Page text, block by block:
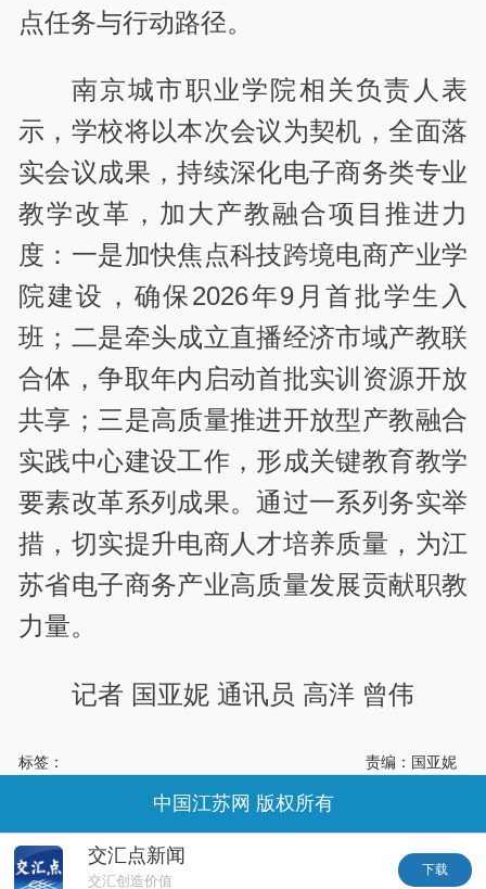
点任务与行动路径。
南京城市职业学院相关负责人表
示，学校将以本次会议为契机，全面落
实会议成果，持续深化电子商务类专业
教学改革，加大产教融合项目推进力
度：一是加快焦点科技跨境电商产业学
院建设，确保2026年9月首批学生入
班；二是牵头成立直播经济市域产教联
合体，争取年内启动首批实训资源开放
共享；三是高质量推进开放型产教融合
实践中心建设工作，形成关键教育教学
要素改革系列成果。通过一系列务实举
措，切实提升电商人才培养质量，为江
苏省电子商务产业高质量发展贡献职教
力量。
记者 国亚妮 通讯员 高洋 曾伟
标签： 责编：国亚妮
交汇点新闻
交汇创造价值
下载
中国江苏网 版权所有